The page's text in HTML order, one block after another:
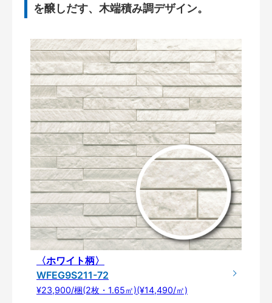
を醸しだす、木端積み調デザイン。
〈ホワイト柄〉
WFEG9S211-72
¥23,900/梱(2枚・1.65㎡)(¥14,490/㎡)